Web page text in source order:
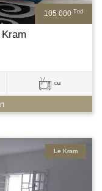
105 000 Tnd
Oui
Le Kram